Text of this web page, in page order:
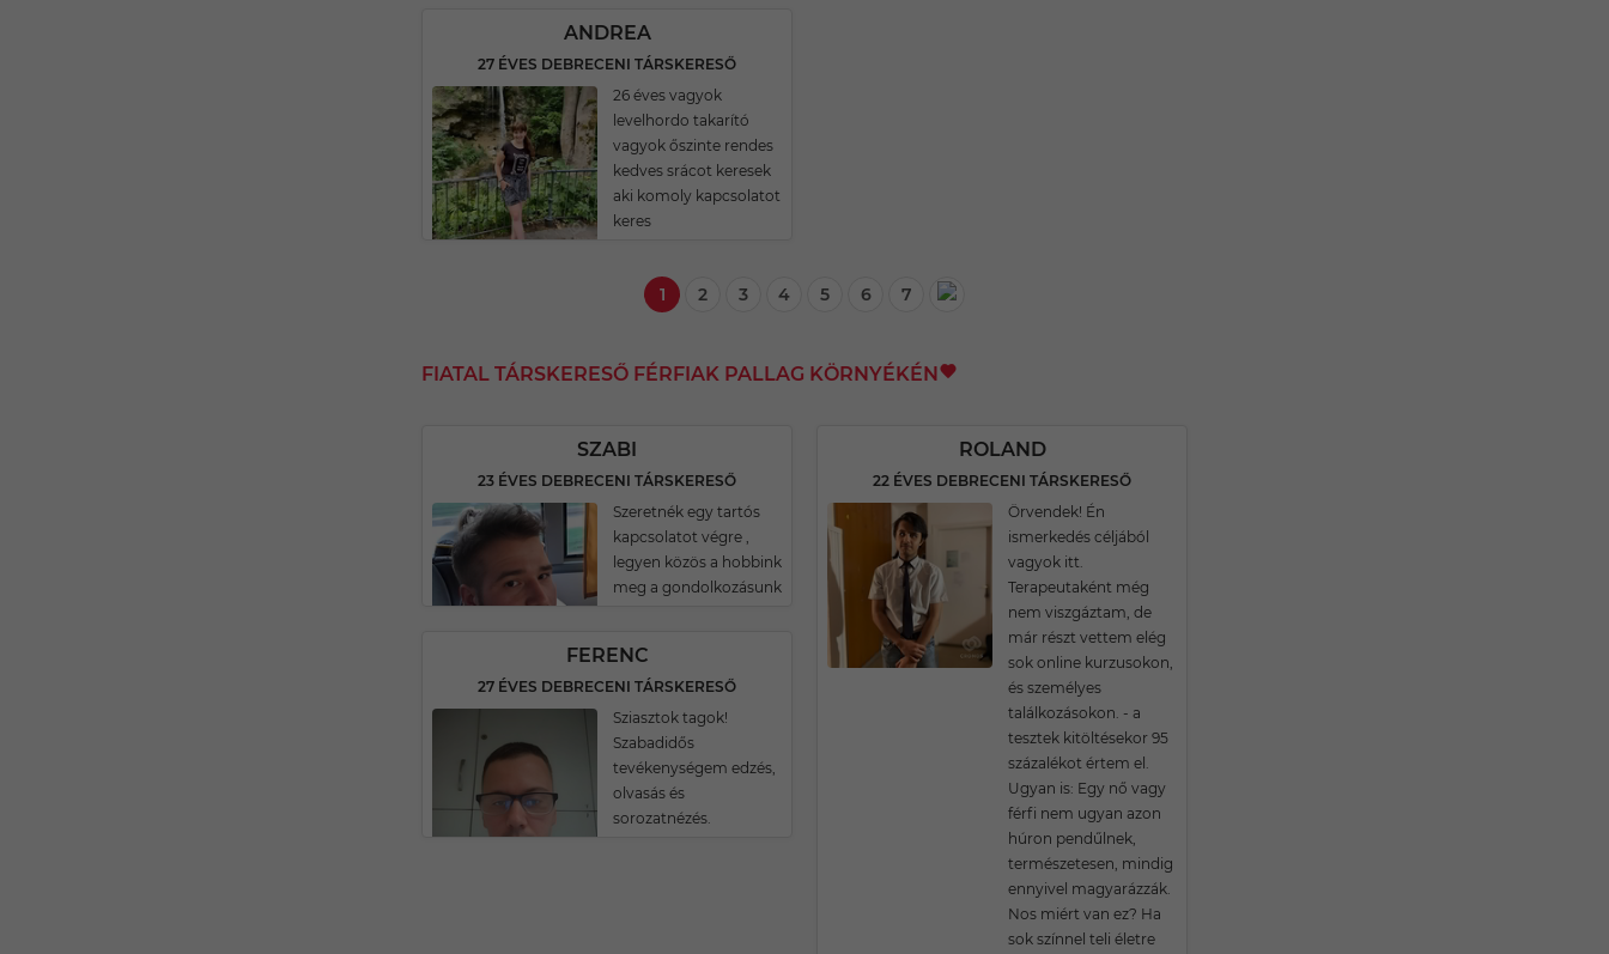
ANDREA
27 ÉVES DEBRECENI TÁRSKERESŐ
26 éves vagyok
levelhordo takarító
vagyok őszinte rendes
kedves srácot keresek
aki komoly kapcsolatot
keres
1 2 3 4 5 6 7
FIATAL TÁRSKERESŐ FÉRFIAK PALLAG KÖRNYÉKÉN
SZABI
23 ÉVES DEBRECENI TÁRSKERESŐ
Szeretnék egy tartós
kapcsolatot végre ,
legyen közös a hobbink
meg a gondolkozásunk
FERENC
27 ÉVES DEBRECENI TÁRSKERESŐ
Sziasztok tagok!
Szabadidős
tevékenységem edzés,
olvasás és
sorozatnézés.
ROLAND
22 ÉVES DEBRECENI TÁRSKERESŐ
Örvendek! Én
ismerkedés céljából
vagyok itt.
Terapeutaként még
nem viszgáztam, de
már részt vettem elég
sok online kurzusokon,
és személyes
találkozásokon. - a
tesztek kitöltésekor 95
százalékot értem el.
Ugyan is: Egy nő vagy
férfi nem ugyan azon
húron pendűlnek,
természetesen, mindig
ennyivel magyarázzák.
Nos miért van ez? Ha
sok színnel teli életre